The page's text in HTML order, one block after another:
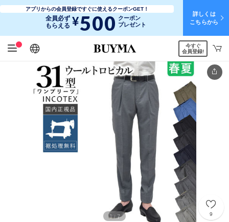
アプリからの会員登録ですぐに使えるクーポンGET！
全員必ず
もらえる ¥500 クーポン
プレゼント
詳しくは
こちらから
日本語
English
简体中文
繁體中文
今すぐ
会員登録!
1 / 7 9